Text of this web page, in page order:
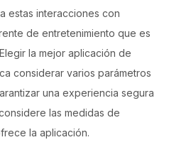
estas interacciones con
de entretenimiento que es
la mejor aplicación de
considerar varios parámetros
una experiencia segura
las medidas de
la aplicación.